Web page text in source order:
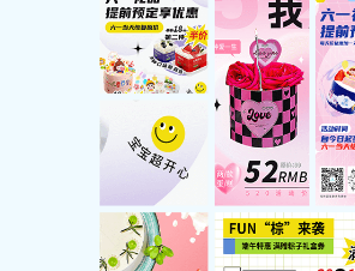
化搭建流程，降低技术门
槛，提高灵活性与效率。